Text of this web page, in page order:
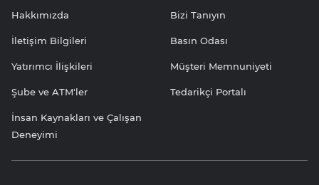
Hakkımızda Bizi Tanıyın
İletişim Bilgileri Basın Odası
Yatırımcı İlişkileri Müşteri Memnuniyeti
Şube ve ATM'ler Tedarikçi Portalı
İnsan Kaynakları ve Çalışan
Deneyimi